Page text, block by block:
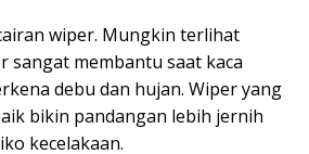
wiper. Mungkin terlihat
sangat membantu saat kaca
debu dan hujan. Wiper yang
bikin pandangan lebih jernih
kecelakaan.